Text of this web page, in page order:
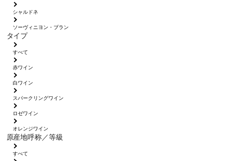
シャルドネ
ソーヴィニヨン・ブラン
タイプ
すべて
赤ワイン
白ワイン
スパークリングワイン
ロゼワイン
オレンジワイン
原産地呼称／等級
すべて